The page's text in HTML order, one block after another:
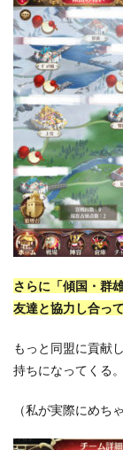
さらに「傾国・群
友達と協力し合っ
もっと同盟に貢献
持ちになってくる。
（私が実際にめち